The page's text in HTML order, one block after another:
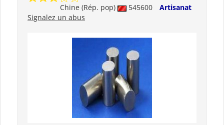
Chine (Rép. pop) 545600
Artisanat
Signalez un abus